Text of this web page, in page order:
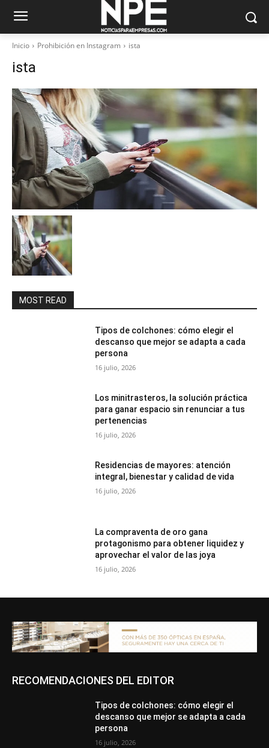
Inicio Prohibición en Instagram ista
ista
MOST READ
Tipos de colchones: cómo elegir el
descanso que mejor se adapta a cada
persona
16 julio, 2026
Los minitrasteros, la solución práctica
para ganar espacio sin renunciar a tus
pertenencias
16 julio, 2026
Residencias de mayores: atención
integral, bienestar y calidad de vida
16 julio, 2026
La compraventa de oro gana
protagonismo para obtener liquidez y
aprovechar el valor de las joya
16 julio, 2026
RECOMENDACIONES DEL EDITOR
Tipos de colchones: cómo elegir el
descanso que mejor se adapta a cada
persona
16 julio, 2026